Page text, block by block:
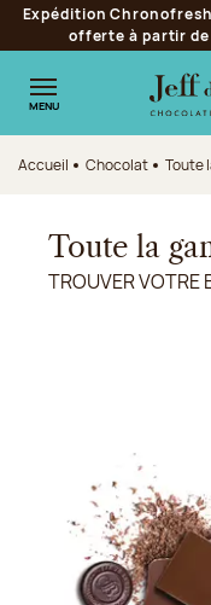
Aller à la navigation
Aller au contenu
Aller au pied de page
Expédition
offerte à partir
MENU
Accueil Chocolat Toute
Toute la
TROUVER VOTRE